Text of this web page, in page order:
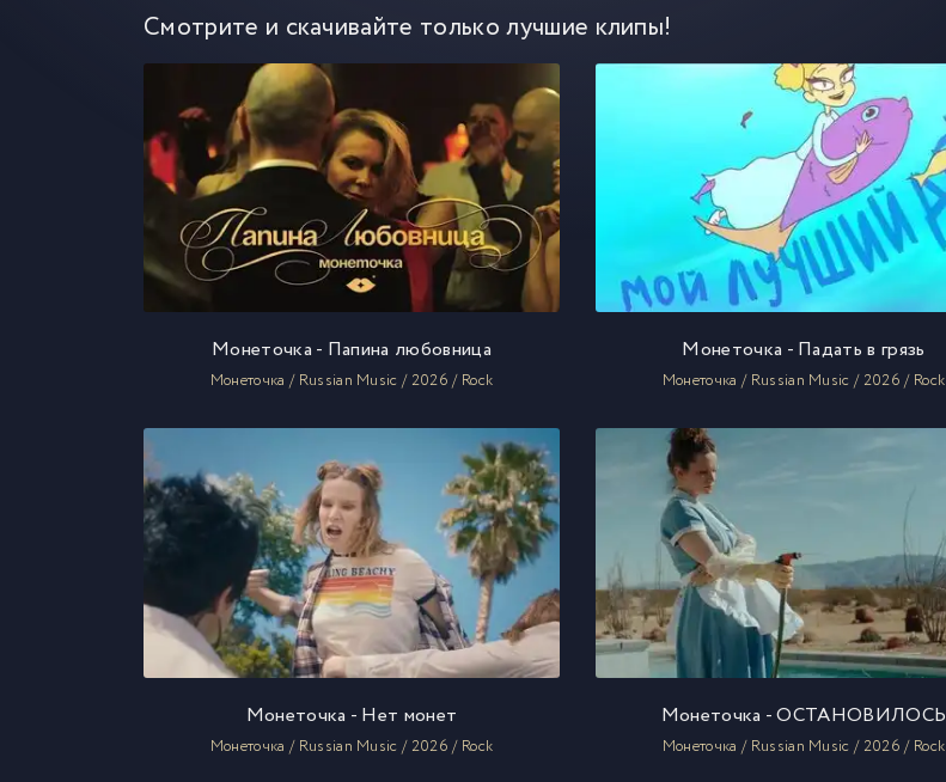
Смотрите и скачивайте только лучшие клипы!
Монеточка - Папина любовница
Монеточка / Russian Music / 2026 / Rock
Монеточка - Падать в грязь
Монеточка / Russian Music / 2026 / Rock
Монеточка - Нет монет
Монеточка / Russian Music / 2026 / Rock
Монеточка - ОСТАНОВИЛОСЬ
Монеточка / Russian Music / 2026 / Rock